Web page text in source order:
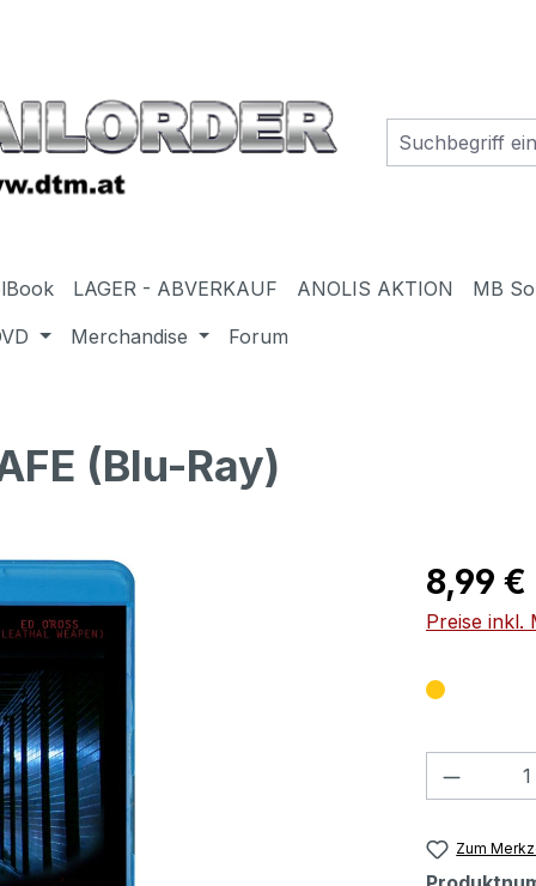
LAGER - ABVERKAUF ANOLIS AKTION
MB
Merchandise Forum
(Blu-Ray)
Regulärer
8,99 €
Preise inkl.
Zum